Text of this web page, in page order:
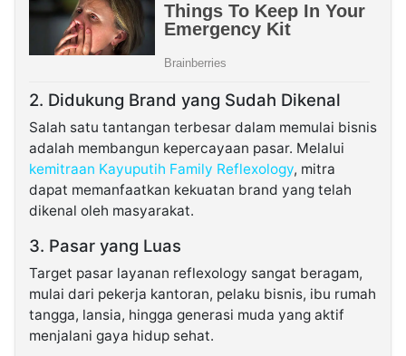
2. Didukung Brand yang Sudah Dikenal
Salah satu tantangan terbesar dalam memulai bisnis
adalah membangun kepercayaan pasar. Melalui
kemitraan Kayuputih Family Reflexology, mitra
dapat memanfaatkan kekuatan brand yang telah
dikenal oleh masyarakat.
3. Pasar yang Luas
Target pasar layanan reflexology sangat beragam,
mulai dari pekerja kantoran, pelaku bisnis, ibu rumah
tangga, lansia, hingga generasi muda yang aktif
menjalani gaya hidup sehat.